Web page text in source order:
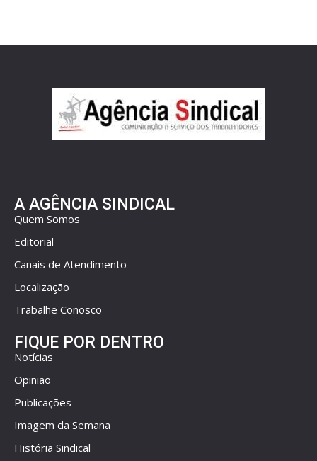
A AGÊNCIA SINDICAL
Quem Somos
Editorial
Canais de Atendimento
Localização
Trabalhe Conosco
FIQUE POR DENTRO
Notícias
Opinião
Publicações
Imagem da Semana
História Sindical